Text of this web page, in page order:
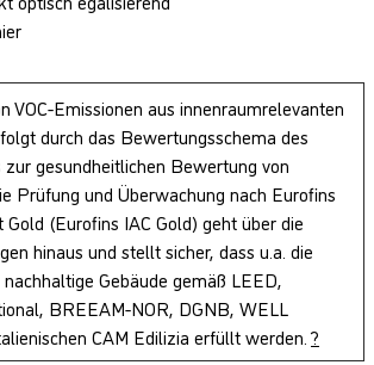
VOC-Emissionen aus innenraumrelevanten
durch das Bewertungsschema des
gesundheitlichen Bewertung von
Prüfung und Überwachung nach Eurofins
(Eurofins IAC Gold) geht über die
hinaus und stellt sicher, dass u.a. die
Gebäude gemäß LEED,
BREEAM-NOR, DGNB, WELL
CAM Edilizia erfüllt werden. ?